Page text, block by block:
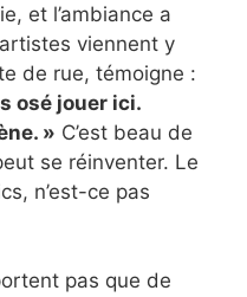
et l’ambiance a
viennent y
de rue, témoigne :
osé jouer ici.
» C’est beau de
se réinventer. Le
n’est-ce pas
pas que de